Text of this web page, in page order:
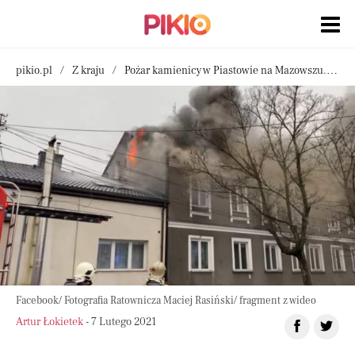
pikio.pl Z kraju Pożar kamienicy w Piastowie na Mazowszu. Nie żyją dwie osoby
Facebook/ Fotografia Ratownicza Maciej Rasiński/ fragment z wideo
Artur Łokietek- 7 Lutego 2021